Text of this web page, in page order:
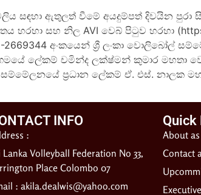
සඳහා ඇතුලත් වීමේ අයදුම්පත් දිවයින පුරා
හරහා සහ නිල AVI වෙබ් පිටුව හරහා (
2669344 අංකයෙන් ශ්‍රී ලංකා වොලිබෝල්
ලේකම් චමින්ද ලක්ෂ්මන් කුමාර මහතා
සම්මේලනයේ ප්‍රධාන ලේකම් ඒ. එස්. නාලක
INFO
:
Lanka Volleyball Federation No 33,
Place Colombo 07
: akila.dealwis@yahoo.com
Quick
About as
Contact